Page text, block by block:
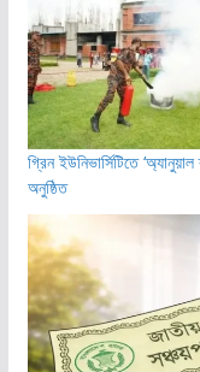
গ্রিন ইউনিভার্সিটিতে
অনুষ্ঠিত